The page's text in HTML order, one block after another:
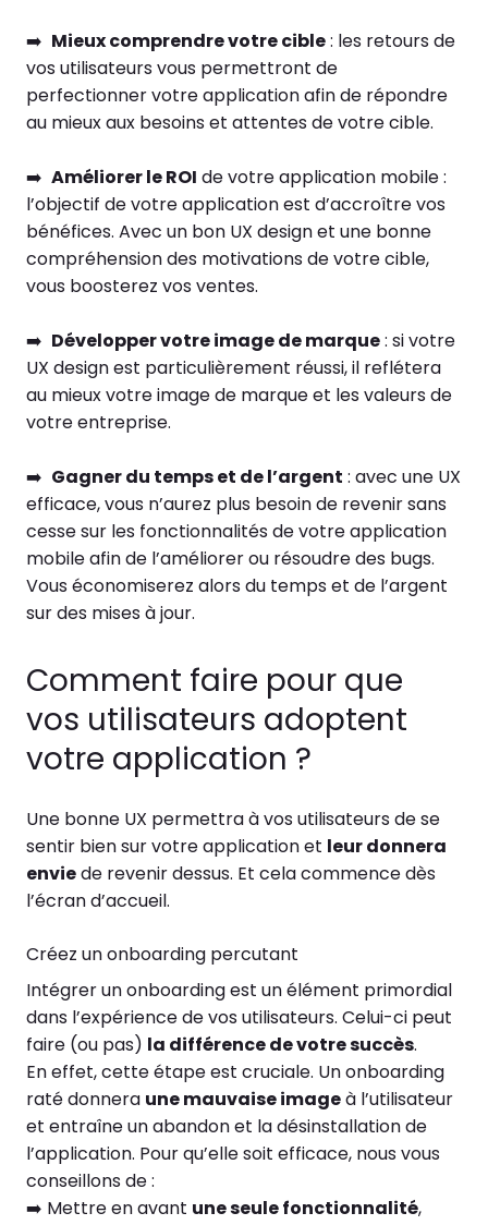
➡️ Mieux comprendre votre cible: les retours de
vos utilisateurs vous permettront de
perfectionner votre application afin de répondre
au mieux aux besoins et attentes de votre cible.
➡️ Améliorer le ROI de votre application mobile :
l’objectif de votre application est d’accroître vos
bénéfices. Avec un bon UX design et une bonne
compréhension des motivations de votre cible,
vous boosterez vos ventes.
➡️ Développer votre image de marque: si votre
UX design est particulièrement réussi, il reflétera
au mieux votre image de marque et les valeurs de
votre entreprise.
➡️ Gagner du temps et de l’argent : avec une UX
efficace, vous n’aurez plus besoin de revenir sans
cesse sur les fonctionnalités de votre application
mobile afin de l’améliorer ou résoudre des bugs.
Vous économiserez alors du temps et de l’argent
sur des mises à jour.
Comment faire pour que
vos utilisateurs adoptent
votre application ?
Une bonne UX permettra à vos utilisateurs de se
sentir bien sur votre application et leur donnera
enviede revenir dessus. Et cela commence dès
l’écran d’accueil.
Créez un onboarding percutant
Intégrer un onboarding est un élément primordial
dans l’expérience de vos utilisateurs. Celui-ci peut
faire (ou pas) la différence de votre succès.
En effet, cette étape est cruciale. Un onboarding
raté donnera une mauvaise imageà l’utilisateur
et entraîne un abandon et la désinstallation de
l’application. Pour qu’elle soit efficace, nous vous
conseillons de :
➡️ Mettre en avant une seule fonctionnalité,